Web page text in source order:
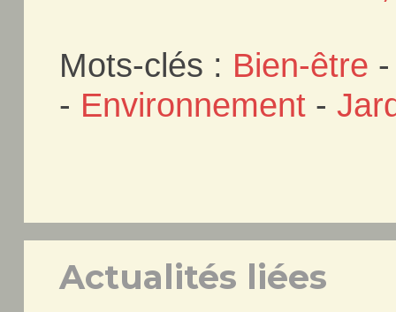
Mots-clés : Bien-être
- Environnement -
Actualités liées